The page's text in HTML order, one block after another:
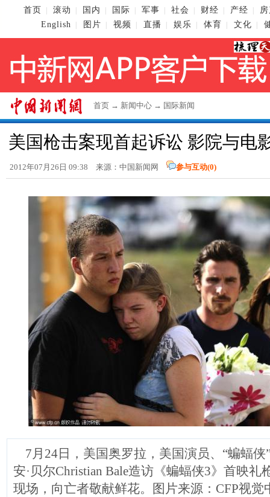
首页 滚动 国内 国际 军事 社会 财经 产经
English
图片 视频 直播 娱乐 体育 文化
首页 → 新闻中心 → 国际新闻
美国枪击案现首起诉讼 影院与电
2012年07月26日 09:38 来源： 中国新闻网 参与互动(0)
7月24日，美国奥罗拉，美国演员、“蝙蝠侠
安·贝尔Christian Bale造访《蝙蝠侠3》首映礼
现场，向亡者敬献鲜花。图片来源：CFP视